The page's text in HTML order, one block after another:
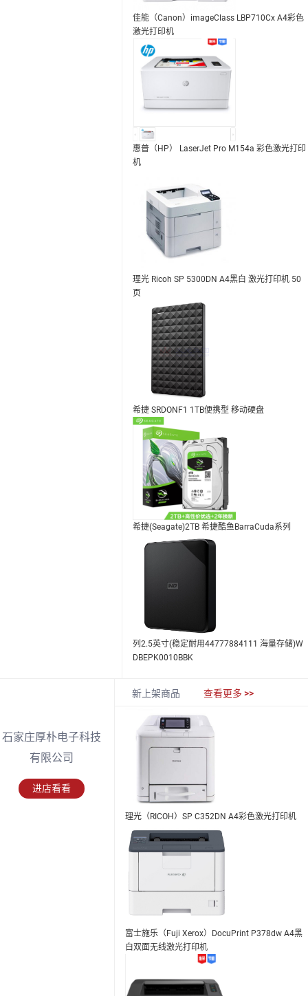
佳能（Canon）imageClass LBP710Cx A4彩色
激光打印机
惠普（HP） LaserJet Pro M154a 彩色激光打印
机
理光 Ricoh SP 5300DN A4黑白 激光打印机 50
页
希捷 SRDONF1 1TB便携型 移动硬盘
希捷(Seagate)2TB 希捷酷鱼BarraCuda系列
列2.5英寸(稳定耐用44777884111 海量存储)W
DBEPK0010BBK
石家庄厚朴电子科技
有限公司
进店看看
新上架商品 查看更多 >>
理光（RICOH）SP C352DN A4彩色激光打印机
富士施乐（Fuji Xerox）DocuPrint P378dw A4黑
白双面无线激光打印机